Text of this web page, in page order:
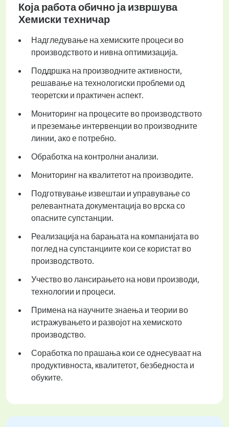
Која работа обично ја извршува
Хемиски техничар
Надгледување на хемиските процеси во
производството и нивна оптимизација.
Поддршка на производните активности,
решавање на технологиски проблеми од
теоретски и практичен аспект.
Мониторинг на процесите во производството
и преземање интервенции во производните
линии, ако е потребно.
Обработка на контролни анализи.
Мониторинг на квалитетот на производите.
Подготвување извештаи и управување со
релевантната документација во врска со
опасните супстанции.
Реализација на барањата на компанијата во
поглед на супстанциите кои се користат во
производството.
Учество во лансирањето на нови производи,
технологии и процеси.
Примена на научните знаења и теории во
истражувањето и развојот на хемиското
производство.
Соработка по прашања кои се однесуваат на
продуктивноста, квалитетот, безбедноста и
обуките.